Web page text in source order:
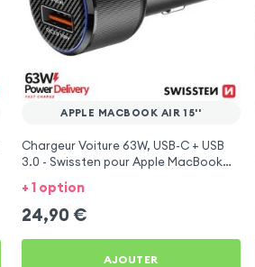
APPLE MACBOOK AIR 15''
Chargeur Voiture 63W, USB-C + USB
3.0 - Swissten pour Apple MacBook
+ 1 option
24,90 €
AJOUTER